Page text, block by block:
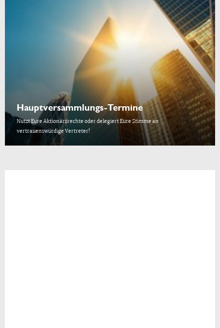
Hauptversammlungs-Termine
Nutzt Eure Aktionärsrechte oder delegiert Eure Stimme an
vertrauenswürdige Vertreter!